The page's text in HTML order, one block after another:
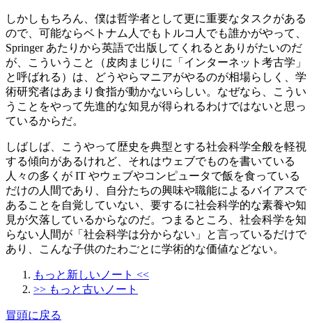
しかしもちろん、僕は哲学者として更に重要なタスクがある
ので、可能ならベトナム人でもトルコ人でも誰かがやって、
Springer あたりから英語で出版してくれるとありがたいのだ
が、こういうこと（皮肉まじりに「インターネット考古学」
と呼ばれる）は、どうやらマニアがやるのが相場らしく、学
術研究者はあまり食指が動かないらしい。なぜなら、こうい
うことをやって先進的な知見が得られるわけではないと思っ
ているからだ。
しばしば、こうやって歴史を典型とする社会科学全般を軽視
する傾向があるけれど、それはウェブでものを書いている
人々の多くが IT やウェブやコンピュータで飯を食っている
だけの人間であり、自分たちの興味や職能によるバイアスで
あることを自覚していない、要するに社会科学的な素養や知
見が欠落しているからなのだ。つまるところ、社会科学を知
らない人間が「社会科学は分からない」と言っているだけで
あり、こんな子供のたわごとに学術的な価値などない。
もっと新しいノート <<
>> もっと古いノート
冒頭に戻る